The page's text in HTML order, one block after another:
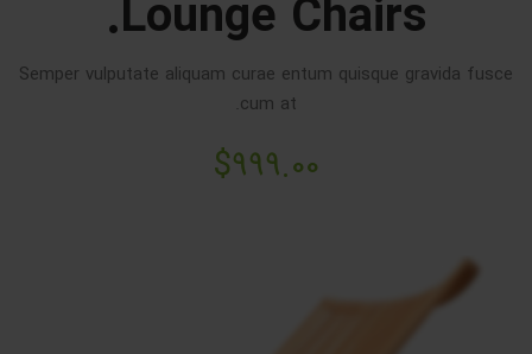
Lounge Chairs.
Semper vulputate aliquam curae entum quisque gravida fusce
cum at.
$999.00